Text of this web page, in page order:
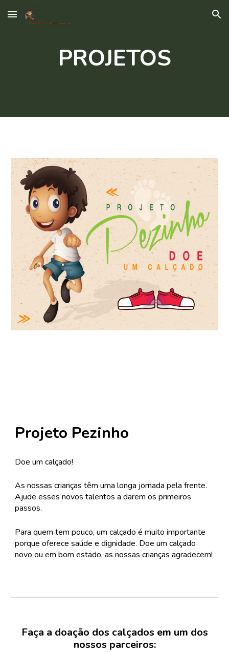
Skip to main content Skip to navigation
PROJETOS
Projeto Pezinho
Doe um calçado!
As nossas crianças têm uma longa jornada pela frente.
Ajude esses novos talentos a darem os primeiros
passos.
Para quem tem pouco, um calçado é muito importante
porque oferece saúde e dignidade. Doe um calçado
novo ou em bom estado, as nossas crianças agradecem!
Faça a doação dos calçados em um dos
nossos parceiros: